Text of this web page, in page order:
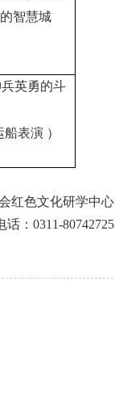
智慧城
英勇的斗
表演 ）
红色文化研学中心
话： 0311-80742725